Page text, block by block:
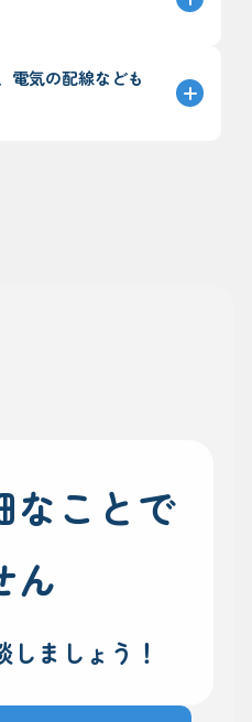
電気の配線なども
なことで
ん
しましょう！